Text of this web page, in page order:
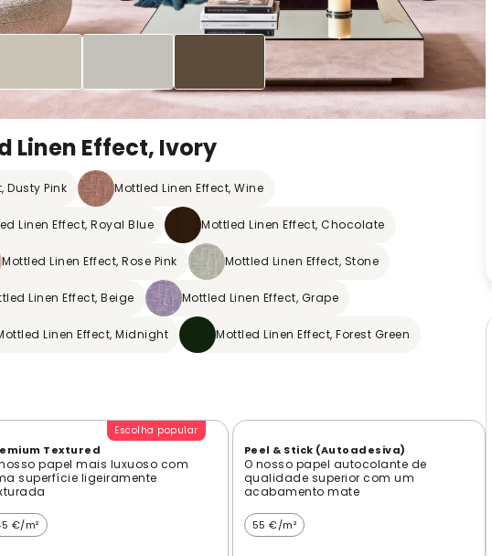
Linen Effect, Ivory
Dusty Pink Mottled Linen Effect, Wine
Linen Effect, Royal Blue Mottled Linen Effect, Chocolate
Mottled Linen Effect, Rose Pink Mottled Linen Effect, Stone
Linen Effect, Beige Mottled Linen Effect, Grape
Linen Effect, Midnight Mottled Linen Effect, Forest Green
Escolha popular
Textured
papel mais luxuoso com
superfície ligeiramente
€/m²
Peel & Stick (Autoadesiva)
O nosso papel autocolante de
qualidade superior com um
acabamento mate
55 €/m²